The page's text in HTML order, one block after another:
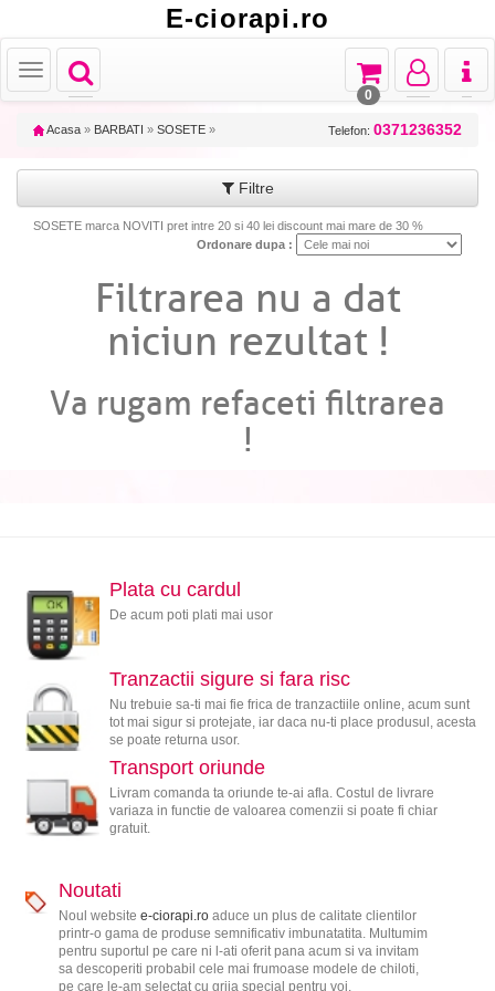
E-ciorapi.ro
Toggle
navigation
Toggle
Toggle
navigation
Toggle
navigation
Toggle
navigation
0
Acasa » BARBATI » SOSETE » Telefon: 0371236352
Filtre
SOSETE marca NOVITI pret intre 20 si 40 lei discount mai mare de 30 %
Ordonare dupa :
Filtrarea nu a dat
niciun rezultat !
Va rugam refaceti filtrarea
!
Plata cu cardul
De acum poti plati mai usor
Tranzactii sigure si fara risc
Nu trebuie sa-ti mai fie frica de tranzactiile online, acum sunt
tot mai sigur si protejate, iar daca nu-ti place produsul, acesta
se poate returna usor.
Transport oriunde
Livram comanda ta oriunde te-ai afla. Costul de livrare
variaza in functie de valoarea comenzii si poate fi chiar
gratuit.
Noutati
Noul website e-ciorapi.roaduce un plus de calitate clientilor
printr-o gama de produse semnificativ imbunatatita. Multumim
pentru suportul pe care ni l-ati oferit pana acum si va invitam
sa descoperiti probabil cele mai frumoase modele de chiloti,
pe care le-am selectat cu grija special pentru voi.